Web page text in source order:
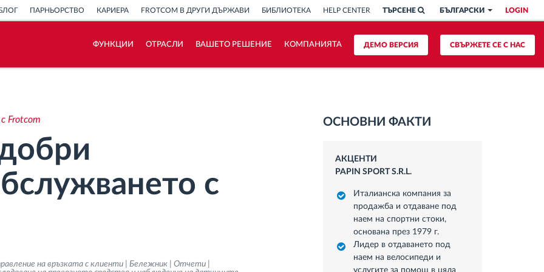
LOGIN
БЪЛГАРСКИ
ТЪРСЕНЕ
ПАРНЬОРСТВО КАРИЕРА FROTCOM В ДРУГИ ДЪРЖАВИ БИБЛИОТЕКА HELP CENTER
СВЪРЖЕТЕ СЕ С НАС
ДЕМО ВЕРСИЯ
ФУНКЦИИ ОТРАСЛИ ВАШЕТО РЕШЕНИЕ КОМПАНИЯТА
Frotcom
с
на връзката с клиенти | Бележник | Отчети |
ОСНОВНИ ФАКТИ
АКЦЕНТИ
PAPIN SPORT S.R.L.
Италианска компания за
продажба и отдаване под
наем на спортни стоки,
основана през 1979 г.
Лидер в отдаването под
наем на велосипеди и
услугите за помощ в цяла